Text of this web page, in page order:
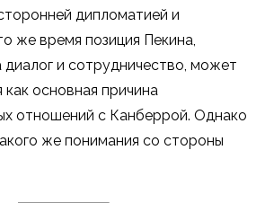
дипломатией и
же время позиция Пекина,
и сотрудничество, может
основная причина
отношений с Канберрой. Однако
же понимания со стороны